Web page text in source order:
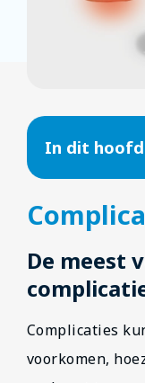
In dit
De meest
Complicaties
voorkomen,